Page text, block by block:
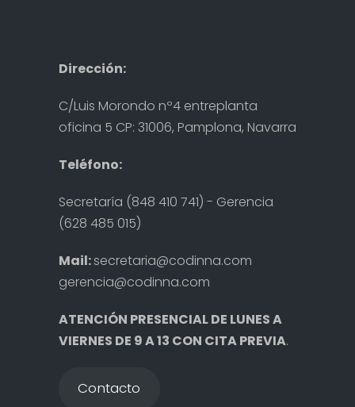
alimentici...
Dirección:
C/Luis Morondo nº4 entreplanta
oficina 5 CP: 31006, Pamplona, Navarra
Teléfono:
Secretaría (848 410 741) - Gerencia
(628 485 015)
Mail:secretaria@codinna.com
gerencia@codinna.com
ATENCIÓN PRESENCIAL DE LUNES A
VIERNES DE 9 A 13 CON CITA PREVIA.
Contacto